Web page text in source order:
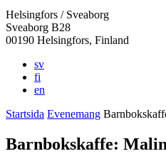
flik
flik
flik
flik
flik
Helsingfors / Sveaborg
Sveaborg B28
00190 Helsingfors, Finland
sv
fi
en
Startsida Evenemang
Barn­boks­kaffe: